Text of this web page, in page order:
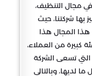
في مجال التنظيف،
بها شركتنا، حيث
هذا المجال هذا
كبيرة من العملاء،
التي تسعى الشركة
لديها، وبالتالي